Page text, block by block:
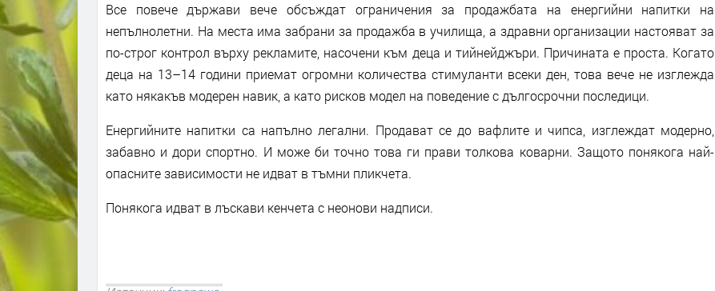
Все повече държави вече обсъждат ограничения за продажбата на енергийни напитки на
непълнолетни. На места има забрани за продажба в училища, а здравни организации настояват за
по-строг контрол върху рекламите, насочени към деца и тийнейджъри. Причината е проста. Когато
деца на 13–14 години приемат огромни количества стимуланти всеки ден, това вече не изглежда
като някакъв модерен навик, а като рисков модел на поведение с дългосрочни последици.
Енергийните напитки са напълно легални. Продават се до вафлите и чипса, изглеждат модерно,
забавно и дори спортно. И може би точно това ги прави толкова коварни. Защото понякога най-
опасните зависимости не идват в тъмни пликчета.
Понякога идват в лъскави кенчета с неонови надписи.